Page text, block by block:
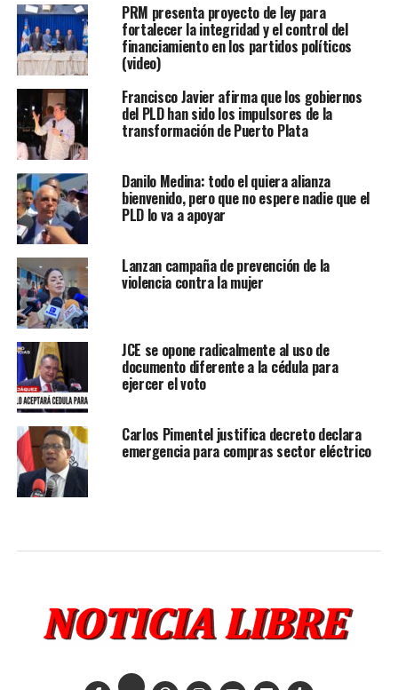
PRM presenta proyecto de ley para
fortalecer la integridad y el control del
financiamiento en los partidos políticos
(video)
Francisco Javier afirma que los gobiernos
del PLD han sido los impulsores de la
transformación de Puerto Plata
Danilo Medina: todo el quiera alianza
bienvenido, pero que no espere nadie que el
PLD lo va a apoyar
Lanzan campaña de prevención de la
violencia contra la mujer
JCE se opone radicalmente al uso de
documento diferente a la cédula para
ejercer el voto
Carlos Pimentel justifica decreto declara
emergencia para compras sector eléctrico